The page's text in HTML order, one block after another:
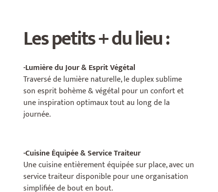
Les petits + du lieu :
-Lumière du Jour & Esprit Végétal
Traversé de lumière naturelle, le duplex sublime
son esprit bohème & végétal pour un confort et
une inspiration optimaux tout au long de la
journée.
-Cuisine Équipée & Service Traiteur
Une cuisine entièrement équipée sur place, avec un
service traiteur disponible pour une organisation
simplifiée de bout en bout.